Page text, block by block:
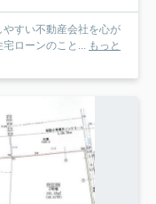
すい不動産会社を心が
ローンのこと... もっと